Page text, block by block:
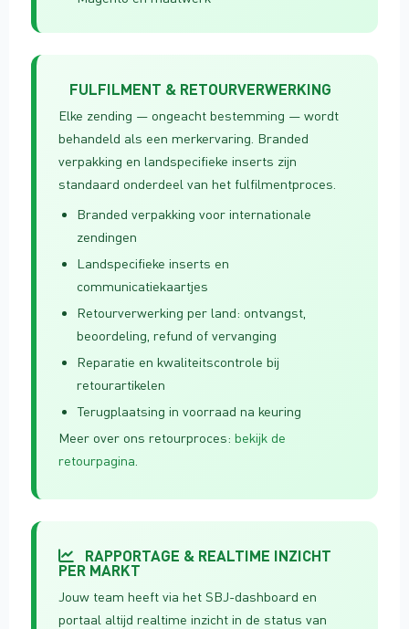
FULFILMENT & RETOURVERWERKING
Elke zending — ongeacht bestemming — wordt
behandeld als een merkervaring. Branded
verpakking en landspecifieke inserts zijn
standaard onderdeel van het fulfilmentproces.
Branded verpakking voor internationale
zendingen
Landspecifieke inserts en
communicatiekaartjes
Retourverwerking per land: ontvangst,
beoordeling, refund of vervanging
Reparatie en kwaliteitscontrole bij
retourartikelen
Terugplaatsing in voorraad na keuring
Meer over ons retourproces: bekijk de
retourpagina
RAPPORTAGE & REALTIME INZICHT
PER MARKT
Jouw team heeft via het SBJ-dashboard en
portaal altijd realtime inzicht in de status van